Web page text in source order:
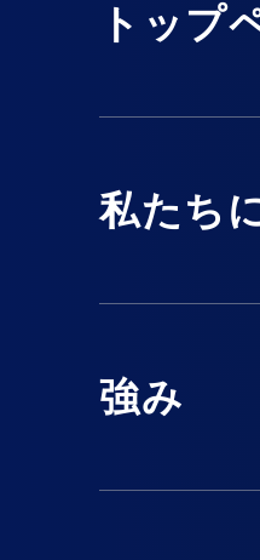
トップ
私たち
強み